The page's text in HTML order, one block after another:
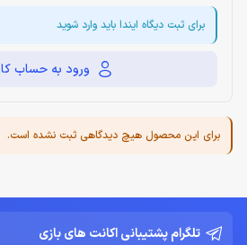
برای ثبت دیگاه ایندا باید وارد شوید
ورود به حساب
برای این محصول هیچ دیدگاهی ثبت نشده است.
تلگرام پشتیبانی اکانت های بازی